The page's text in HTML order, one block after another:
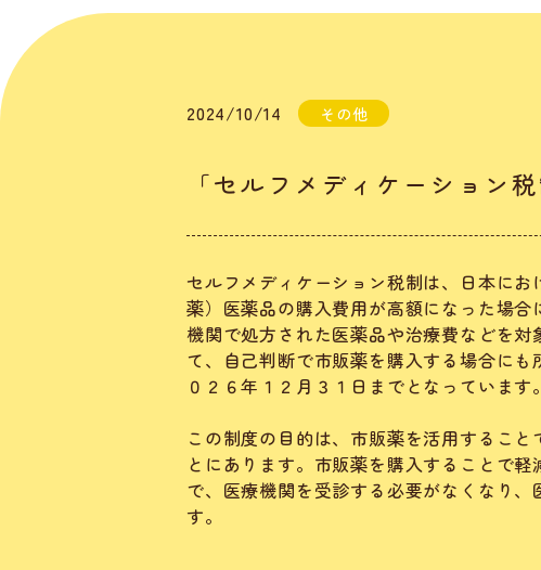
2024/10/14 その他
「セルフメディケーション税
セルフメディケーション税制は、日本に
薬）医薬品の購入費用が高額になった場
機関で処方された医薬品や治療費などを
て、自己判断で市販薬を購入する場合に
０２６年１２月３１日までとなっています。
この制度の目的は、市販薬を活用するこ
とにあります。市販薬を購入することで
で、医療機関を受診する必要がなくなり
す。